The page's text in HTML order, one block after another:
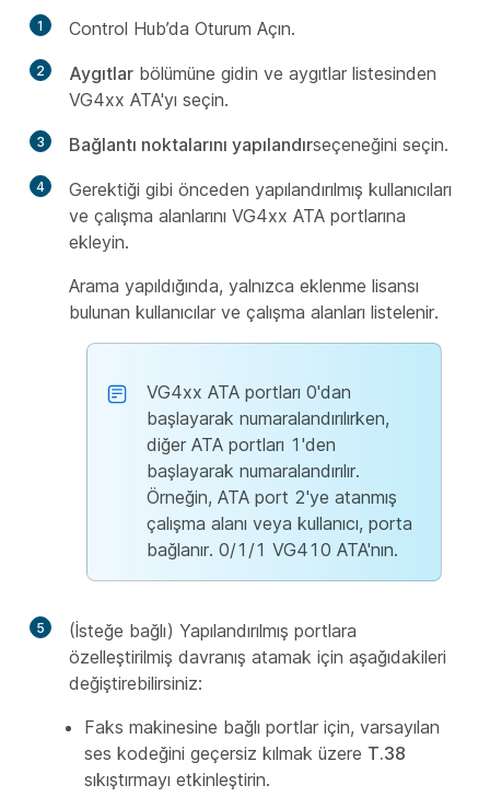
1 Control Hub’da Oturum Açın.
2 Aygıtlar bölümüne gidin ve aygıtlar listesinden
VG4xx ATA'yı seçin.
3 Bağlantı noktalarını yapılandırseçeneğini seçin.
4
Gerektiği gibi önceden yapılandırılmış kullanıcıları
ve çalışma alanlarını VG4xx ATA portlarına
ekleyin.
Arama yapıldığında, yalnızca eklenme lisansı
bulunan kullanıcılar ve çalışma alanları listelenir.
VG4xx ATA portları 0'dan
başlayarak numaralandırılırken,
diğer ATA portları 1'den
başlayarak numaralandırılır.
Örneğin, ATA port 2'ye atanmış
çalışma alanı veya kullanıcı, porta
bağlanır. 0/1/1 VG410 ATA'nın.
5
(İsteğe bağlı) Yapılandırılmış portlara
özelleştirilmiş davranış atamak için aşağıdakileri
değiştirebilirsiniz:
Faks makinesine bağlı portlar için, varsayılan
ses kodeğini geçersiz kılmak üzere T.38
sıkıştırmayı etkinleştirin.